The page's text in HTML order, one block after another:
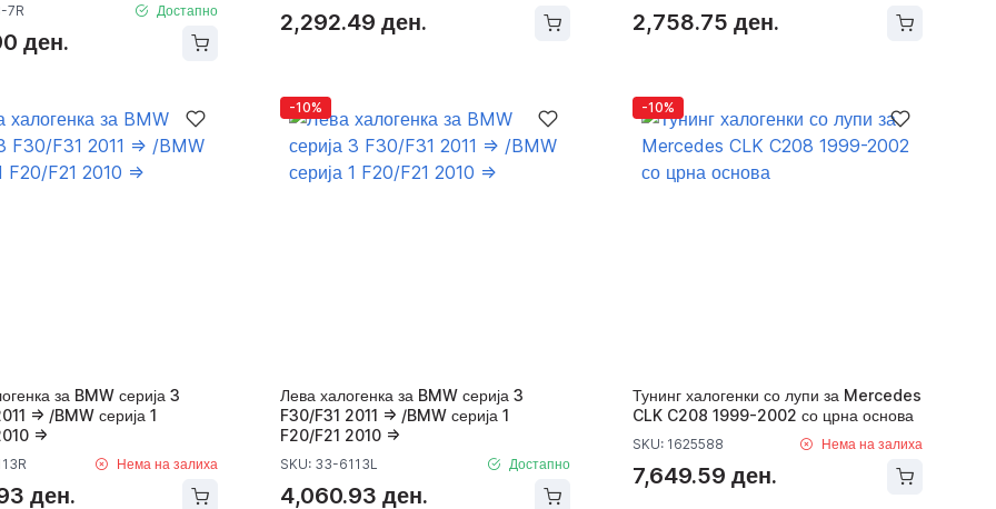
7R Достапно
ден.
2,292.49 ден. 2,758.75 ден.
за BMW серија 3
=> /BMW серија 1
=>
Нема на залиха
ден.
-10%
Лева халогенка за BMW серија 3
F30/F31 2011 => /BMW серија 1
F20/F21 2010 =>
SKU: 33-6113L Достапно
4,060.93 ден.
-10%
Тунинг халогенки со лупи за Mercedes
CLK C208 1999-2002 со црна основа
SKU: 1625588 Нема на залиха
7,649.59 ден.